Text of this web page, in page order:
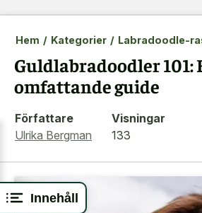
Innehåll
Hem / Kategorier / Labradoodle-
Guldlabradoodler 101:
omfattande guide
Författare
Ulrika Bergman
Visningar
133